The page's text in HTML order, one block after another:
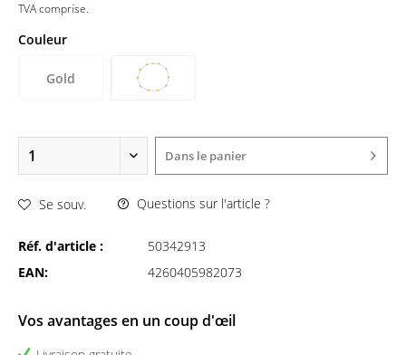
TVA comprise.
Couleur
Gold
Dans le panier
Se souv. Questions sur l'article ?
Réf. d'article :
50342913
EAN:
4260405982073
Vos avantages en un coup d'œil